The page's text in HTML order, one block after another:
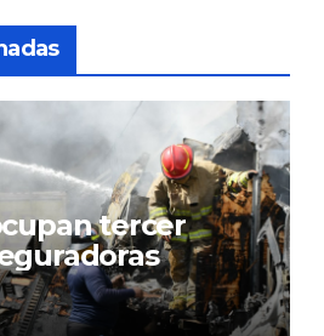
tercer